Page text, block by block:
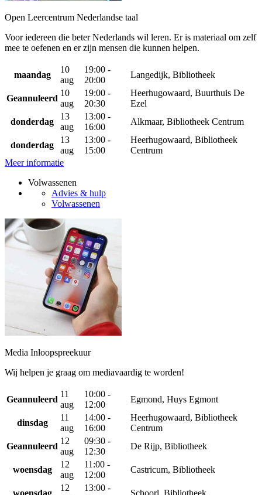
Open Leercentrum Nederlandse taal
Voor iedereen die beter Nederlands wil leren. Er is materiaal om zelf
mee te oefenen en er zijn mensen die kunnen helpen.
maandag
10
aug
19:00 -
20:00
Langedijk, Bibliotheek
Geannuleerd
10
aug
19:00 -
20:30
Heerhugowaard, Buurthuis De
Ezel
donderdag
13
aug
13:00 -
16:00
Alkmaar, Bibliotheek Centrum
donderdag
13
aug
13:00 -
15:00
Heerhugowaard, Bibliotheek
Centrum
Meer informatie
Volwassenen
Advies & hulp
Volwassenen
Media Inloopspreekuur
Wij helpen je graag om mediavaardig te worden!
Geannuleerd
11
aug
10:00 -
12:00
Egmond, Huys Egmont
dinsdag
11
aug
14:00 -
16:00
Heerhugowaard, Bibliotheek
Centrum
Geannuleerd
12
aug
09:30 -
12:30
De Rijp, Bibliotheek
woensdag
12
aug
11:00 -
12:00
Castricum, Bibliotheek
woensdag
12
13:00 -
Schoorl, Bibliotheek